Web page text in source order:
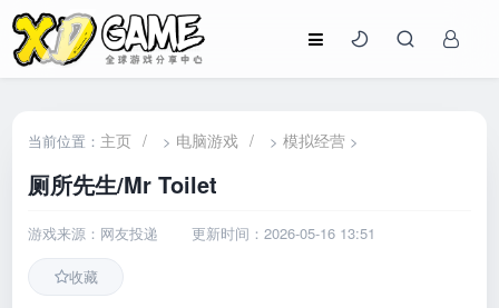
当前位置： 主页 / > 电脑游戏 / >模拟经营 >
厕所先生/Mr Toilet
游戏来源：网友投递 更新时间：2026-05-16 13:51
收藏